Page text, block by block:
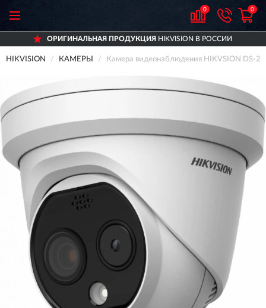
0 0
ОРИГИНАЛЬНАЯ ПРОДУКЦИЯHIKVISION В РОССИИ
HIKVISION КАМЕРЫ Камера видеонаблюдения HIKVSION DS-